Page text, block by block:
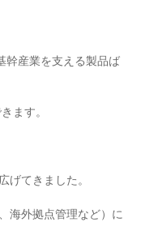
幹産業を支える製品ば
ます。
げてきました。
海外拠点管理など）に